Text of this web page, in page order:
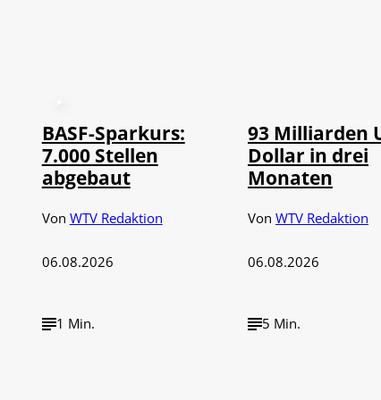
BASF-Sparkurs:
7.000 Stellen
abgebaut
Von WTV Redaktion
06.08.2026
1 Min.
93 Milliarden
Dollar in drei
Monaten
Von WTV Redaktion
06.08.2026
5 Min.